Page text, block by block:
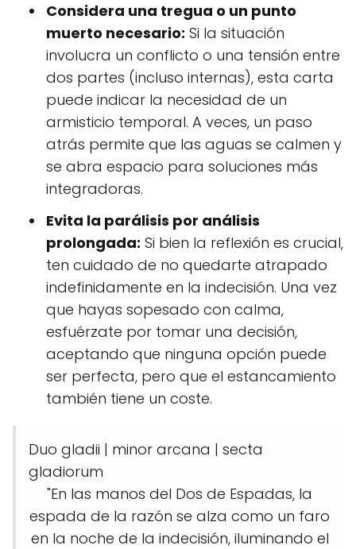
Considera una tregua o un punto
muerto necesario: Si la situación
involucra un conflicto o una tensión entre
dos partes (incluso internas), esta carta
puede indicar la necesidad de un
armisticio temporal. A veces, un paso
atrás permite que las aguas se calmen y
se abra espacio para soluciones más
integradoras.
Evita la parálisis por análisis
prolongada: Si bien la reflexión es crucial,
ten cuidado de no quedarte atrapado
indefinidamente en la indecisión. Una vez
que hayas sopesado con calma,
esfuérzate por tomar una decisión,
aceptando que ninguna opción puede
ser perfecta, pero que el estancamiento
también tiene un coste.
Duo gladii | minor arcana | secta
gladiorum
"En las manos del Dos de Espadas, la
espada de la razón se alza como un faro
en la noche de la indecisión, iluminando el